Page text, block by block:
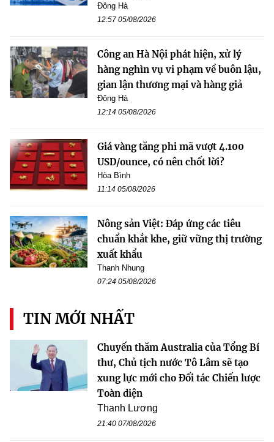
Đông Hà
12:57 05/08/2026
Công an Hà Nội phát hiện, xử lý
hàng nghìn vụ vi phạm về buôn lậu,
gian lận thương mại và hàng giả
Đông Hà
12:14 05/08/2026
Giá vàng tăng phi mã vượt 4.100
USD/ounce, có nên chốt lời?
Hòa Bình
11:14 05/08/2026
Nông sản Việt: Đáp ứng các tiêu
chuẩn khắt khe, giữ vững thị trường
xuất khẩu
Thanh Nhung
07:24 05/08/2026
TIN MỚI NHẤT
Chuyến thăm Australia của Tổng Bí
thư, Chủ tịch nước Tô Lâm sẽ tạo
xung lực mới cho Đối tác Chiến lược
Toàn diện
Thanh Lương
21:40 07/08/2026